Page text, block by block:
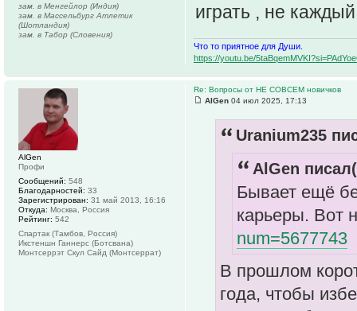
играть , не
Что то приятное для Души.
https://youtu.be/
зам. в Менгейлор (Индия)
зам. в Массельбург Атлетик
(Шотландия)
зам. в Табор (Словения)
Re: Вопросы от НЕ СОВСЕМ новичков
AlGen 04 июл 2025, 17:13
Uranium235
AlGen
Бывает ещё
карьеры. Вот
num=5677743
В прошлом
года, чтобы
AlGen
Профи
Сообщений: 548
Благодарностей: 33
Зарегистрирован: 31 май 2013, 16:16
Откуда: Москва, Россия
Рейтинг: 542
Спартак (Тамбов, Россия)
Икстеншн Ганнерс (Ботсвана)
Монтсеррэт Скул Сайд (Монтсеррат)